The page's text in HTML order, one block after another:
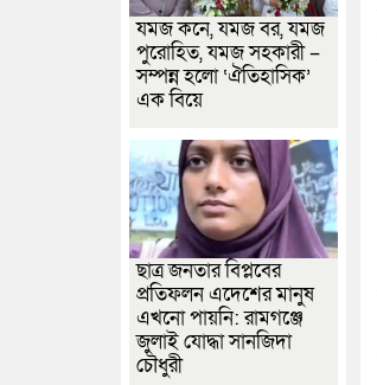
যমজ কনে, যমজ বর, যমজ
পুরোহিত, যমজ সহকারী –
সম্পন্ন হলো ‘ঐতিহাসিক’
এক বিয়ে
ছাত্র জনতার বিপ্লবের
প্রতিফলন এদেশের মানুষ
এখনো পায়নি: রামগঞ্জে
জুলাই যোদ্ধা সানজিদা
চৌধুরী